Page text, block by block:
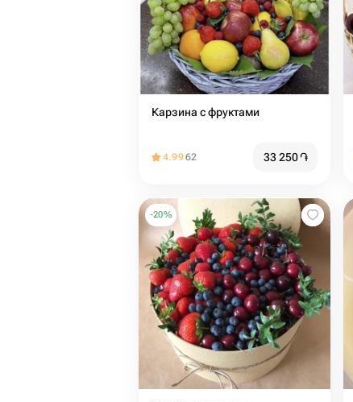
Карзина с фруктами
4.9962 33 250֏
-20%